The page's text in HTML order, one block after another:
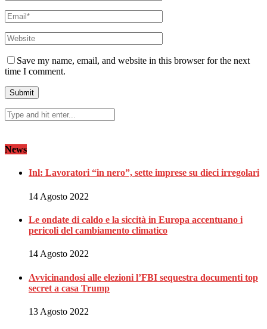
Save my name, email, and website in this browser for the next
time I comment.
News
Inl: Lavoratori “in nero”, sette imprese su dieci irregolari
14 Agosto 2022
Le ondate di caldo e la siccità in Europa accentuano i
pericoli del cambiamento climatico
14 Agosto 2022
Avvicinandosi alle elezioni l’FBI sequestra documenti top
secret a casa Trump
13 Agosto 2022